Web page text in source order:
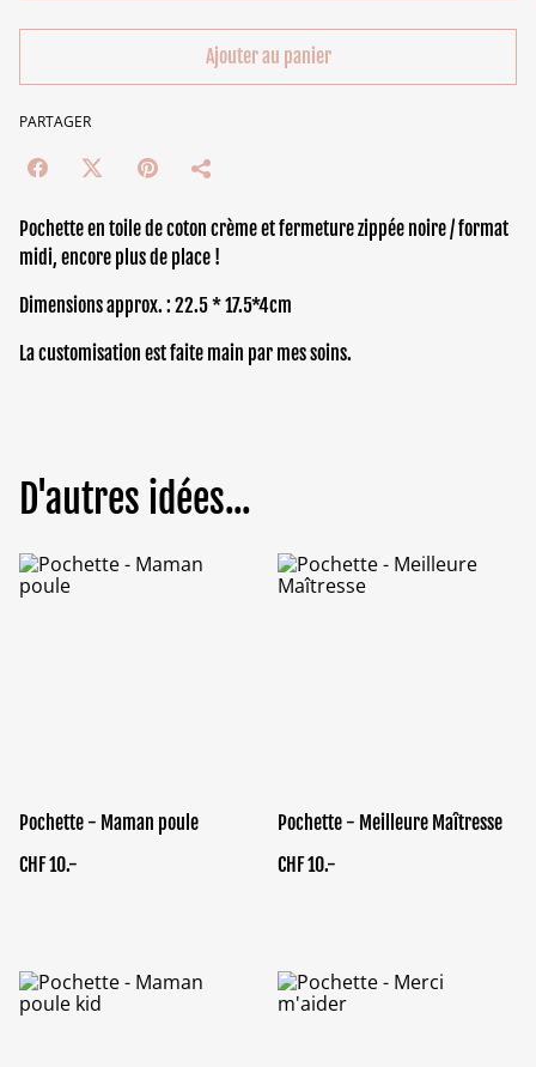
Ajouter au panier
PARTAGER
Pochette en toile de coton crème et fermeture zippée noire / format
midi, encore plus de place !
Dimensions approx. : 22.5 * 17.5*4cm
La customisation est faite main par mes soins.
D'autres idées...
Pochette - Maman poule
CHF 10.-
Pochette - Meilleure Maîtresse
CHF 10.-